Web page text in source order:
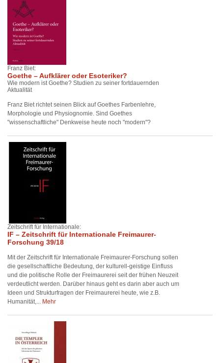
Franz Biet:
Goethe – Aufklärer oder Esoteriker?
Wie modern ist Goethe? Studien zu seiner fortdauernden
Aktualität
Franz Biet richtet seinen Blick auf Goethes Farbenlehre,
Morphologie und Physiognomie. Sind Goethes
"wissenschaftliche" Denkweise heute noch "modern"?
Zeitschrift für Internationale:
IF – Zeitschrift für Internationale Freimaurer-
Forschung 39/18
Mit der Zeitschrift für Internationale Freimaurer-Forschung sollen
die gesellschaftliche Bedeutung, der kulturell-geistige Einfluss
und die politische Rolle der Freimaurerei seit der frühen Neuzeit
verdeutlicht werden. Darüber hinaus geht es darin aber auch um
Ideen und Strukturfragen der Freimaurerei heute, wie z.B.
Humanität,... Mehr